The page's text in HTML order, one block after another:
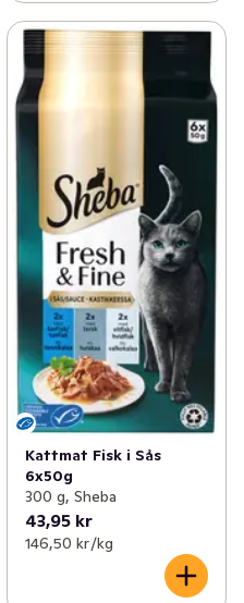
Kattmat Fisk i Sås
6x50g
300 g, Sheba
43,95 kr
146,50 kr /kg